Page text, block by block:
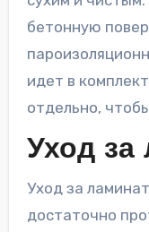
бетонную
идет в
отдельно,
Уход за
Уход за
достаточно